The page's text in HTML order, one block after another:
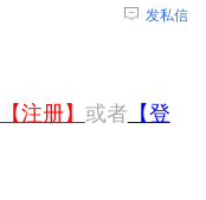
发私信
【注册】 或者 【登